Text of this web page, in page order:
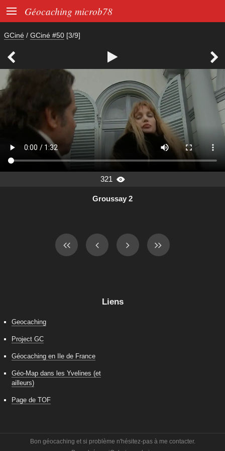
 Géocaching microb78
GCiné / GCiné #50 [3/9]
  
321 
Groussay 2
Liens
Geocaching
Project GC
Géocaching en Ile de France
Géo-Map dans les Yvelines (et
ailleurs)
Page de TOF
Bon géocaching et si problème n'hésitez-pas à me contacter.